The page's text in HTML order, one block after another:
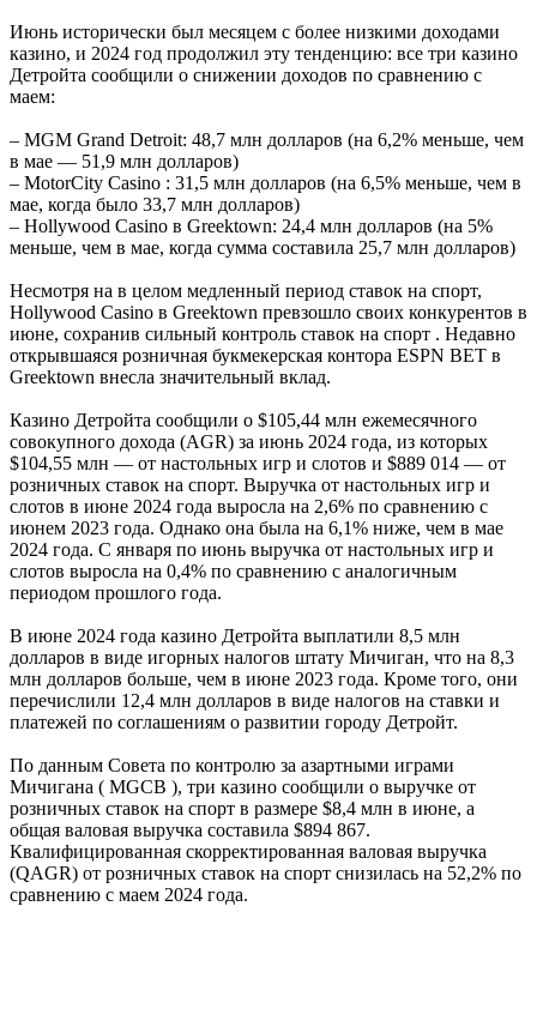
Июнь исторически был месяцем с более низкими доходами
казино, и 2024 год продолжил эту тенденцию: все три казино
Детройта сообщили о снижении доходов по сравнению с
маем:
– MGM Grand Detroit: 48,7 млн ​​долларов (на 6,2% меньше, чем
в мае — 51,9 млн долларов)
– MotorCity Casino : 31,5 млн долларов (на 6,5% меньше, чем в
мае, когда было 33,7 млн ​​долларов)
– Hollywood Casino в Greektown: 24,4 млн долларов (на 5%
меньше, чем в мае, когда сумма составила 25,7 млн ​​долларов)
Несмотря на в целом медленный период ставок на спорт,
Hollywood Casino в Greektown превзошло своих конкурентов в
июне, сохранив сильный контроль ставок на спорт . Недавно
открывшаяся розничная букмекерская контора ESPN BET в
Greektown внесла значительный вклад.
Казино Детройта сообщили о $105,44 млн ежемесячного
совокупного дохода (AGR) за июнь 2024 года, из которых
$104,55 млн — от настольных игр и слотов и $889 014 — от
розничных ставок на спорт. Выручка от настольных игр и
слотов в июне 2024 года выросла на 2,6% по сравнению с
июнем 2023 года. Однако она была на 6,1% ниже, чем в мае
2024 года. С января по июнь выручка от настольных игр и
слотов выросла на 0,4% по сравнению с аналогичным
периодом прошлого года.
В июне 2024 года казино Детройта выплатили 8,5 млн
долларов в виде игорных налогов штату Мичиган, что на 8,3
млн долларов больше, чем в июне 2023 года. Кроме того, они
перечислили 12,4 млн долларов в виде налогов на ставки и
платежей по соглашениям о развитии городу Детройт.
По данным Совета по контролю за азартными играми
Мичигана ( MGCB ), три казино сообщили о выручке от
розничных ставок на спорт в размере $8,4 млн в июне, а
общая валовая выручка составила $894 867.
Квалифицированная скорректированная валовая выручка
(QAGR) от розничных ставок на спорт снизилась на 52,2% по
сравнению с маем 2024 года.